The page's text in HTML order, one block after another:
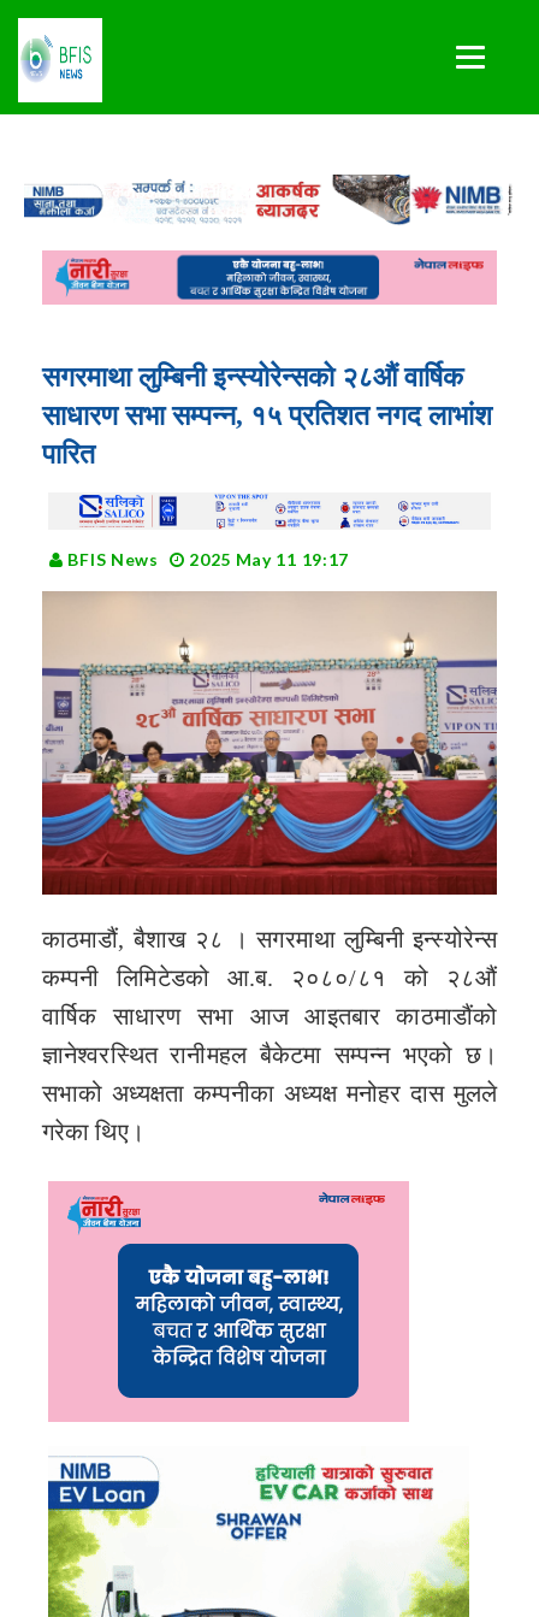
सगरमाथा लुम्बिनी इन्स्योरेन्सको २८औं वार्षिक
साधारण सभा सम्पन्न, १५ प्रतिशत नगद लाभांश
पारित
BFIS News 2025 May 11 19:17
काठमाडौं, बैशाख २८ । सगरमाथा लुम्बिनी इन्स्योरेन्स
कम्पनी लिमिटेडको आ.ब. २०८०/८१ को २८औं
वार्षिक साधारण सभा आज आइतबार काठमाडौंको
ज्ञानेश्वरस्थित रानीमहल बैकेटमा सम्पन्न भएको छ।
सभाको अध्यक्षता कम्पनीका अध्यक्ष मनोहर दास मुलले
गरेका थिए।